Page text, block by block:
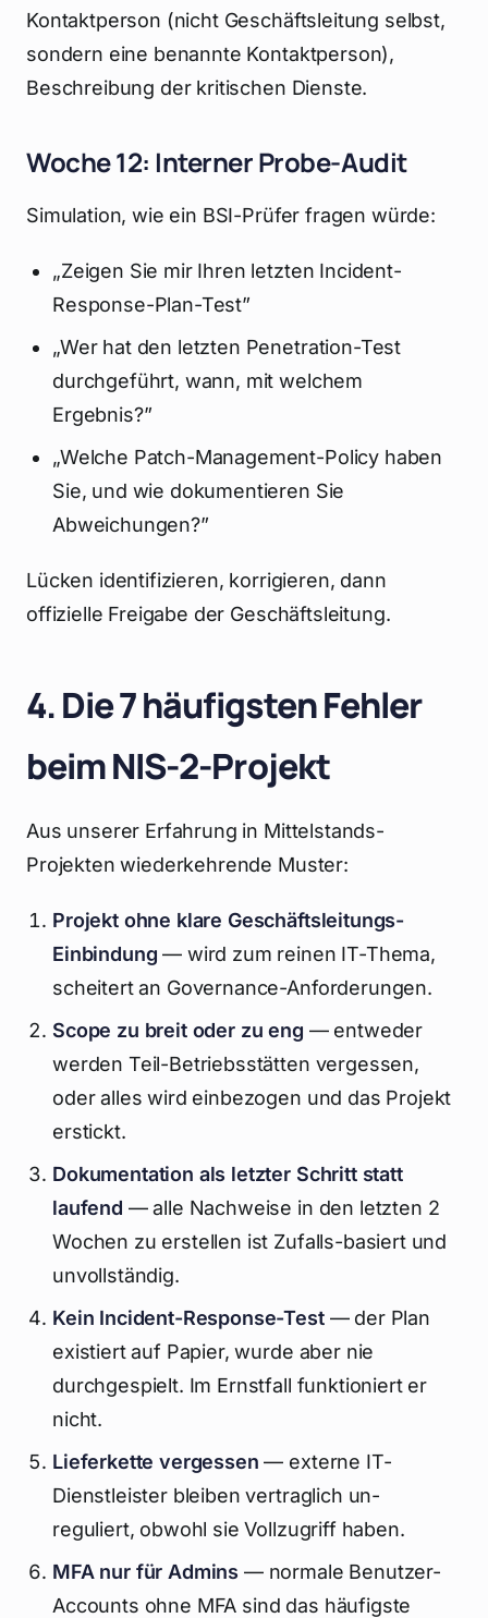
Kontaktperson (nicht Geschäftsleitung selbst,
sondern eine benannte Kontaktperson),
Beschreibung der kritischen Dienste.
Woche 12: Interner Probe-Audit
Simulation, wie ein BSI-Prüfer fragen würde:
„Zeigen Sie mir Ihren letzten Incident-
Response-Plan-Test”
„Wer hat den letzten Penetration-Test
durchgeführt, wann, mit welchem
Ergebnis?”
„Welche Patch-Management-Policy haben
Sie, und wie dokumentieren Sie
Abweichungen?”
Lücken identifizieren, korrigieren, dann
offizielle Freigabe der Geschäftsleitung.
4. Die 7 häufigsten Fehler
beim NIS-2-Projekt
Aus unserer Erfahrung in Mittelstands-
Projekten wiederkehrende Muster:
Projekt ohne klare Geschäftsleitungs-
Einbindung — wird zum reinen IT-Thema,
scheitert an Governance-Anforderungen.
Scope zu breit oder zu eng — entweder
werden Teil-Betriebsstätten vergessen,
oder alles wird einbezogen und das Projekt
erstickt.
Dokumentation als letzter Schritt statt
laufend — alle Nachweise in den letzten 2
Wochen zu erstellen ist Zufalls-basiert und
unvollständig.
Kein Incident-Response-Test— der Plan
existiert auf Papier, wurde aber nie
durchgespielt. Im Ernstfall funktioniert er
nicht.
Lieferkette vergessen — externe IT-
Dienstleister bleiben vertraglich un-
reguliert, obwohl sie Vollzugriff haben.
MFA nur für Admins — normale Benutzer-
Accounts ohne MFA sind das häufigste